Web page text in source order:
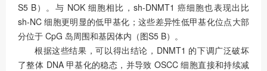
S5 B）。与 NOK 细胞相比，sh-DNMT1 癌细胞也表现出比
sh-NC 细胞更明显的低甲基化；这些差异性低甲基化位点大部
分位于 CpG 岛周围和基因体内（图S5 B）。
根据这些结果，可以得出结论，DNMT1 的下调广泛破坏
了整体 DNA 甲基化的稳态，并导致 OSCC 细胞直接和持续减